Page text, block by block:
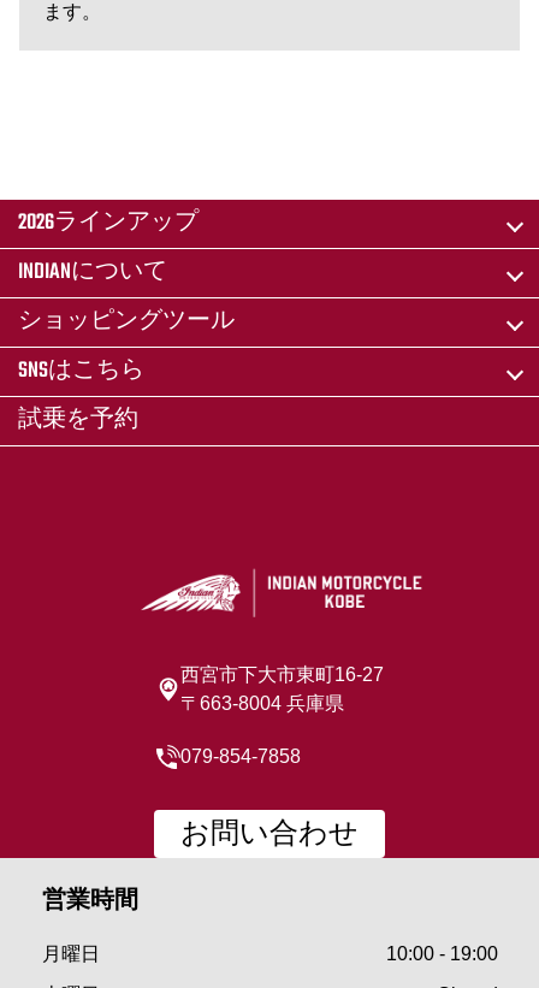
ます。
2026ラインアップ
INDIANについて
ショッピングツール
SNSはこちら
試乗を予約
西宮市下大市東町16-27
〒663-8004 兵庫県
079-854-7858
お問い合わせ
営業時間
月曜日
10:00 - 19:00